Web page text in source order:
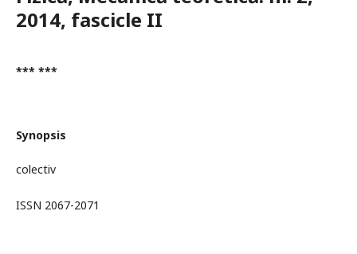
2014, fascicle II
*** ***
Synopsis
colectiv
ISSN 2067-2071